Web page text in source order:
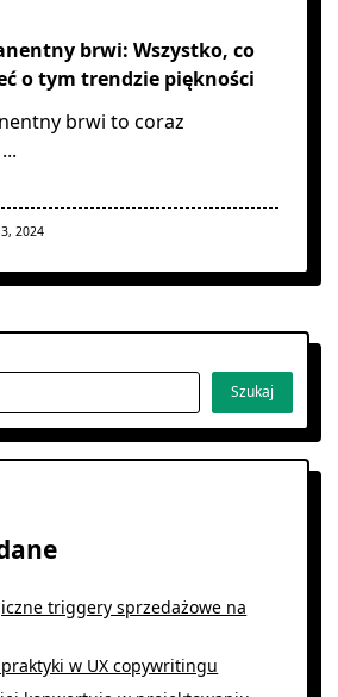
brwi: Wszystko, co
o tym trendzie piękności
brwi to coraz
...
2024
Szukaj
triggery sprzedażowe na
w UX copywritingu